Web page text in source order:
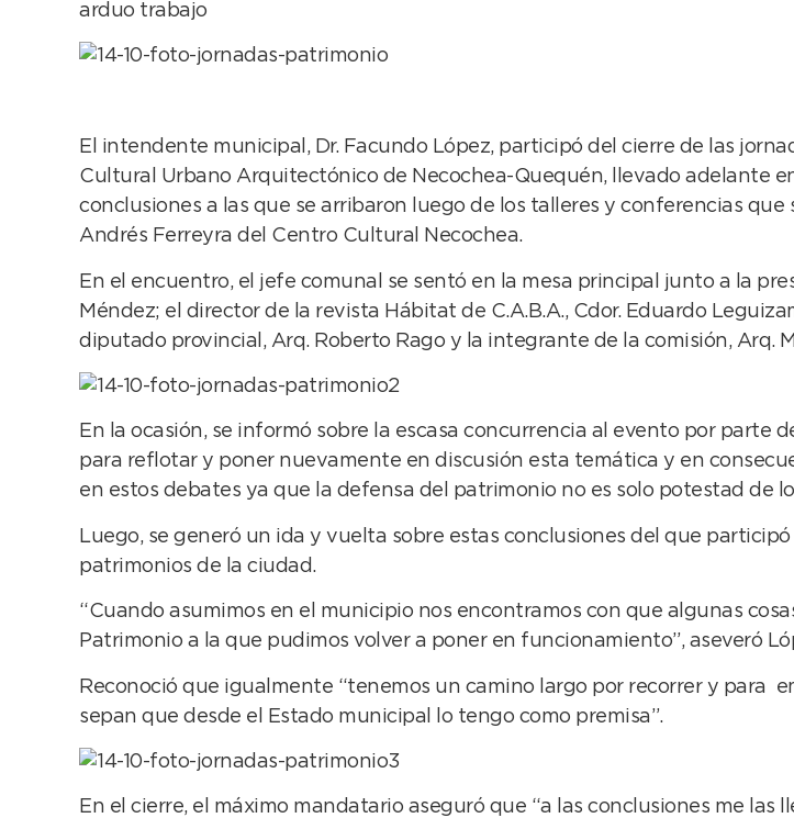
arduo trabajo
El intendente municipal, Dr. Facundo López, participó del cierre de las
Cultural Urbano Arquitectónico de Necochea-Quequén, llevado adelante
conclusiones a las que se arribaron luego de los talleres y conferencias
Andrés Ferreyra del Centro Cultural Necochea.
En el encuentro, el jefe comunal se sentó en la mesa principal junto a la
Méndez; el director de la revista Hábitat de C.A.B.A., Cdor. Eduardo
diputado provincial, Arq. Roberto Rago y la integrante de la comisión, Arq.
En la ocasión, se informó sobre la escasa concurrencia al evento por parte
para reflotar y poner nuevamente en discusión esta temática y en
en estos debates ya que la defensa del patrimonio no es solo potestad de
Luego, se generó un ida y vuelta sobre estas conclusiones del que
patrimonios de la ciudad.
“Cuando asumimos en el municipio nos encontramos con que algunas
Patrimonio a la que pudimos volver a poner en funcionamiento”, aseveró
Reconoció que igualmente “tenemos un camino largo por recorrer y para
sepan que desde el Estado municipal lo tengo como premisa”.
En el cierre, el máximo mandatario aseguró que “a las conclusiones me